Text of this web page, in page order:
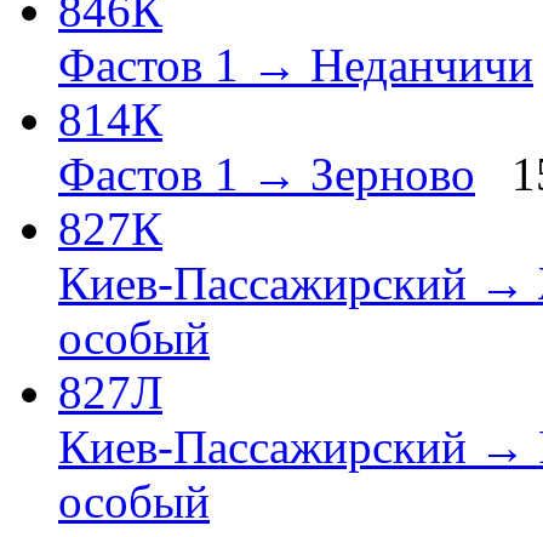
Фастов 1 → Неданчичи
814К
Фастов 1 → Зерново
827К
Киев-Пассажирский
особый
827Л
Киев-Пассажирский →
особый